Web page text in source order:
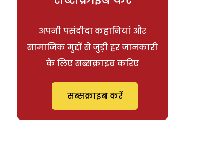
अपनी पसंदीदा कहानियां और
सामाजिक मुद्दों से जुड़ी हर जानकारी
के लिए सब्सक्राइब करिए
सब्सक्राइब करें